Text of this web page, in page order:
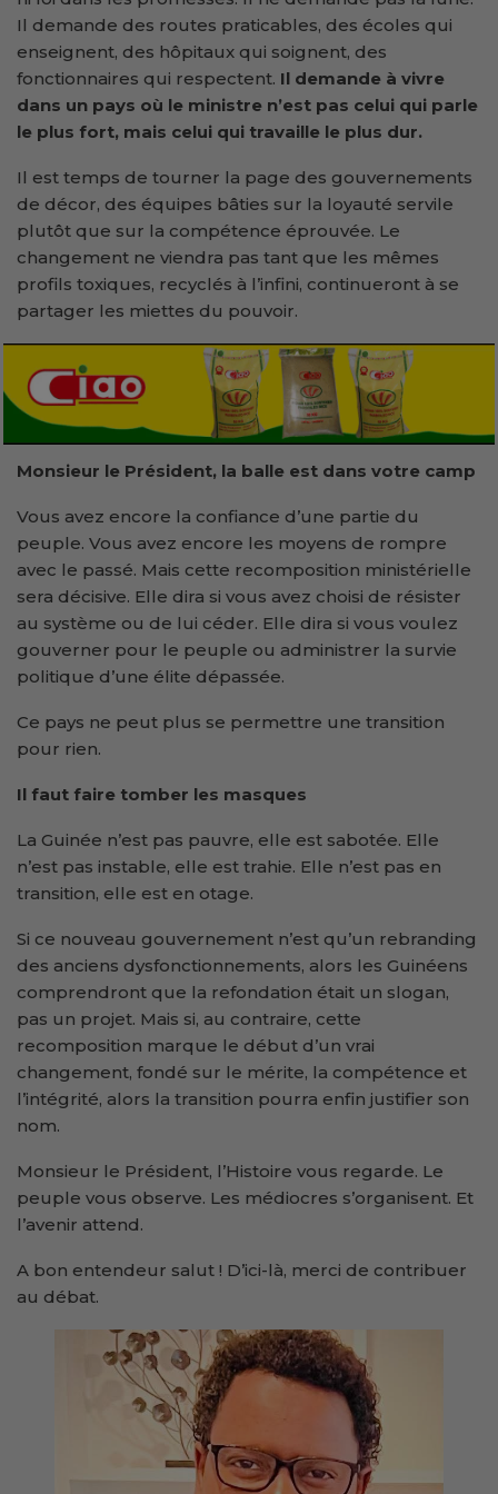
Il demande des routes praticables, des écoles qui
enseignent, des hôpitaux qui soignent, des
fonctionnaires qui respectent. Il demande à vivre
dans un pays où le ministre n’est pas celui qui parle
le plus fort, mais celui qui travaille le plus dur.
Il est temps de tourner la page des gouvernements
de décor, des équipes bâties sur la loyauté servile
plutôt que sur la compétence éprouvée. Le
changement ne viendra pas tant que les mêmes
profils toxiques, recyclés à l’infini, continueront à se
partager les miettes du pouvoir.
Monsieur le Président, la balle est dans votre camp
Vous avez encore la confiance d’une partie du
peuple. Vous avez encore les moyens de rompre
avec le passé. Mais cette recomposition ministérielle
sera décisive. Elle dira si vous avez choisi de résister
au système ou de lui céder. Elle dira si vous voulez
gouverner pour le peuple ou administrer la survie
politique d’une élite dépassée.
Ce pays ne peut plus se permettre une transition
pour rien.
Il faut faire tomber les masques
La Guinée n’est pas pauvre, elle est sabotée. Elle
n’est pas instable, elle est trahie. Elle n’est pas en
transition, elle est en otage.
Si ce nouveau gouvernement n’est qu’un rebranding
des anciens dysfonctionnements, alors les Guinéens
comprendront que la refondation était un slogan,
pas un projet. Mais si, au contraire, cette
recomposition marque le début d’un vrai
changement, fondé sur le mérite, la compétence et
l’intégrité, alors la transition pourra enfin justifier son
nom.
Monsieur le Président, l’Histoire vous regarde. Le
peuple vous observe. Les médiocres s’organisent. Et
l’avenir attend.
A bon entendeur salut ! D’ici-là, merci de contribuer
au débat.